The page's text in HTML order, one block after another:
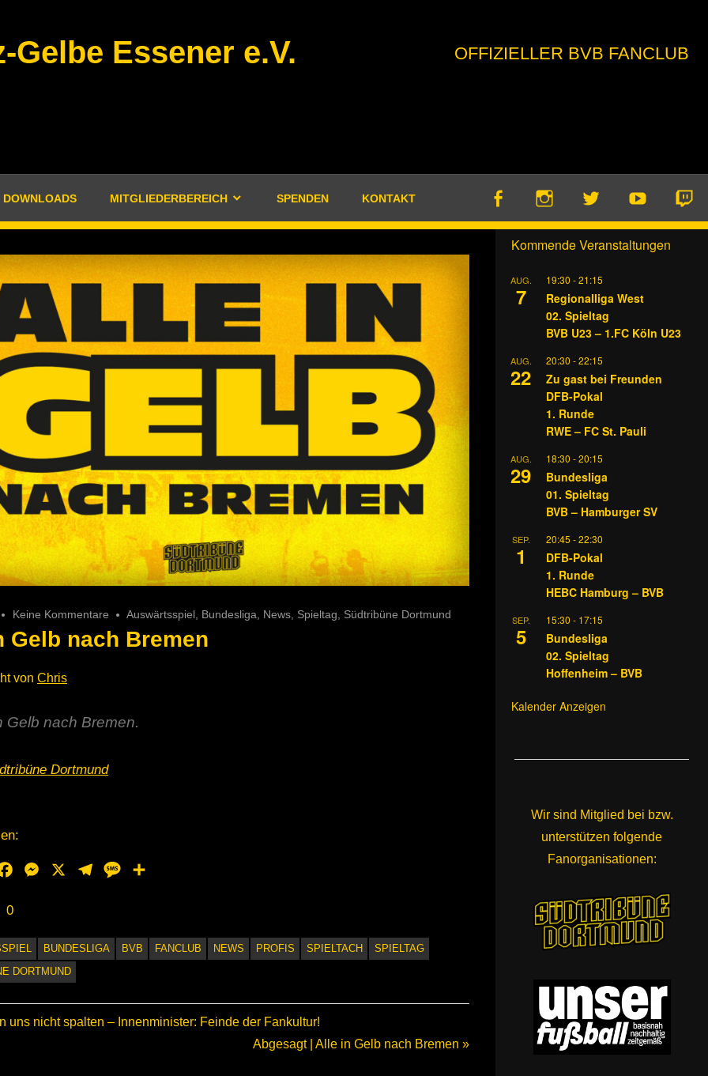
Gelbe Essener e.V. OFFIZIELLER BVB FANCLUB
DOWNLOADS MITGLIEDERBEREICH SPENDEN KONTAKT
Keine Kommentare Auswärtsspiel Bundesliga News Spieltag Südtribüne Dortmund
Gelb nach Bremen
von Chris
Gelb nach Bremen.
Dortmund
FacebookMessengerTelegramMessage
0
BUNDESLIGA BVB FANCLUB NEWS PROFIS SPIELTACH
SPIELTAG
DORTMUND
uns nicht spalten – Innenminister: Feinde der Fankultur!
Nächster
Abgesagt | Alle in Gelb nach Bremen
Kommende Veranstaltungen
AUG.
7
19:30 -21:15
Regionalliga West
02. Spieltag
BVB U23 – 1.FC Köln U23
AUG.
22
20:30 -22:15
Zu gast bei Freunden
DFB-Pokal
1. Runde
RWE – FC St. Pauli
AUG.
29
18:30 -20:15
Bundesliga
01. Spieltag
BVB – Hamburger SV
SEP.
1
20:45 -22:30
DFB-Pokal
1. Runde
HEBC Hamburg – BVB
SEP.
5
15:30 - 17:15
Bundesliga
02. Spieltag
Hoffenheim – BVB
Kalender Anzeigen
Wir sind Mitglied bei bzw.
unterstützen folgende
Fanorganisationen: